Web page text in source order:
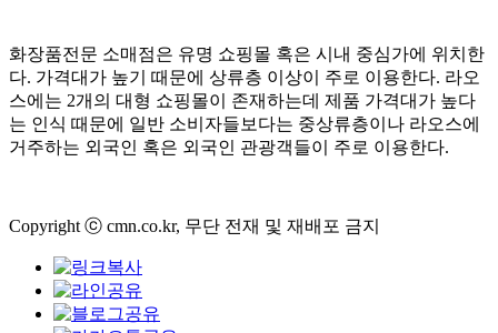
화장품전문 소매점은 유명 쇼핑몰 혹은 시내 중심가에 위치한
다. 가격대가 높기 때문에 상류층 이상이 주로 이용한다. 라오
스에는 2개의 대형 쇼핑몰이 존재하는데 제품 가격대가 높다
는 인식 때문에 일반 소비자들보다는 중상류층이나 라오스에
거주하는 외국인 혹은 외국인 관광객들이 주로 이용한다.
Copyright ⓒ cmn.co.kr, 무단 전재 및 재배포 금지